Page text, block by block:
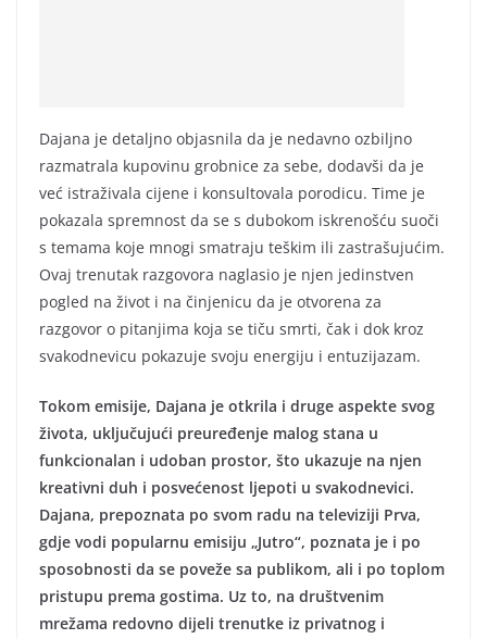
Dajana je detaljno objasnila da je nedavno ozbiljno
razmatrala kupovinu grobnice za sebe, dodavši da je
već istraživala cijene i konsultovala porodicu. Time je
pokazala spremnost da se s dubokom iskrenošću suoči
s temama koje mnogi smatraju teškim ili zastrašujućim.
Ovaj trenutak razgovora naglasio je njen jedinstven
pogled na život i na činjenicu da je otvorena za
razgovor o pitanjima koja se tiču smrti, čak i dok kroz
svakodnevicu pokazuje svoju energiju i entuzijazam.
Tokom emisije, Dajana je otkrila i druge aspekte svog
života, uključujući preuređenje malog stana u
funkcionalan i udoban prostor, što ukazuje na njen
kreativni duh i posvećenost ljepoti u svakodnevici.
Dajana, prepoznata po svom radu na televiziji Prva,
gdje vodi popularnu emisiju „Jutro“, poznata je i po
sposobnosti da se poveže sa publikom, ali i po toplom
pristupu prema gostima. Uz to, na društvenim
mrežama redovno dijeli trenutke iz privatnog i